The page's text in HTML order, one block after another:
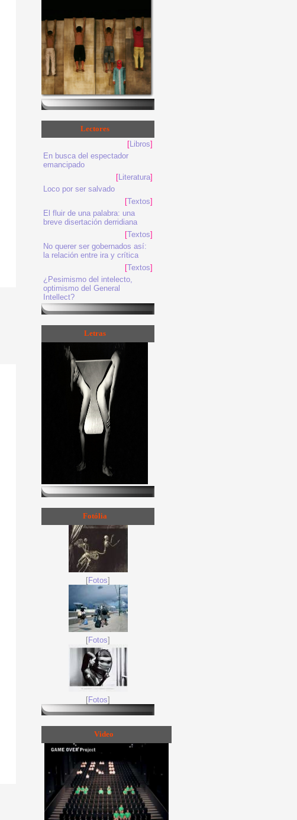
Lectores
[Libros]
En busca del espectador
emancipado
[Literatura]
Loco por ser salvado
[Textos]
El fluir de una palabra: una
breve disertación derridiana
[Textos]
No querer ser gobernados así:
la relación entre ira y crítica
[Textos]
¿Pesimismo del intelecto,
optimismo del General
Intellect?
Letras
Fotólia
[Fotos]
[Fotos]
[Fotos]
Video